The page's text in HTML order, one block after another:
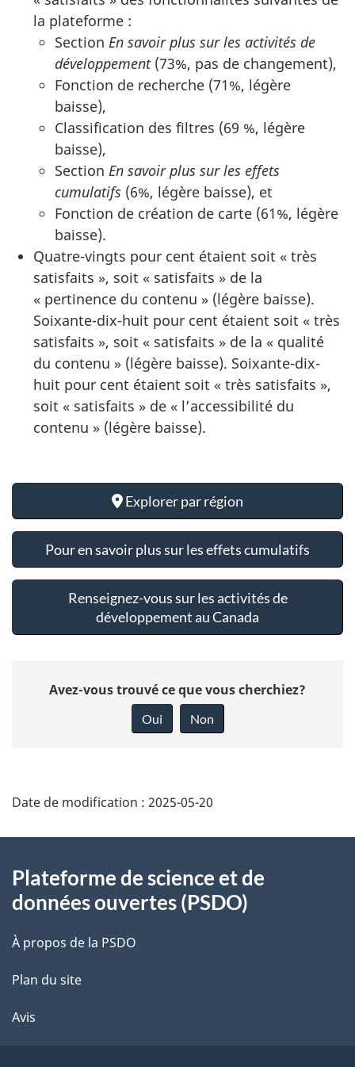
la plateforme :
Section En savoir plus sur les activités de
développement(73%, pas de changement),
Fonction de recherche (71%, légère
baisse),
Classification des filtres (69 %, légère
baisse),
Section En savoir plus sur les effets
cumulatifs (6%, légère baisse), et
Fonction de création de carte (61%, légère
baisse).
Quatre-vingts pour cent étaient soit « très
satisfaits », soit « satisfaits » de la
« pertinence du contenu » (légère baisse).
Soixante-dix-huit pour cent étaient soit « très
satisfaits », soit « satisfaits » de la « qualité
du contenu » (légère baisse). Soixante-dix-
huit pour cent étaient soit « très satisfaits »,
soit « satisfaits » de « l’accessibilité du
contenu » (légère baisse).
Explorer par région
Pour en savoir plus sur les effets cumulatifs
Renseignez-vous sur les activités de
développement au Canada
z
v
t
r
é
t
Avez-vous trouvé ce que vous cherchiez?
Oui Non
Date de modification : 2025-05-20
this
Plateforme de science et de
données ouvertes (PSDO)
À propos de la PSDO
Plan du site
Avis